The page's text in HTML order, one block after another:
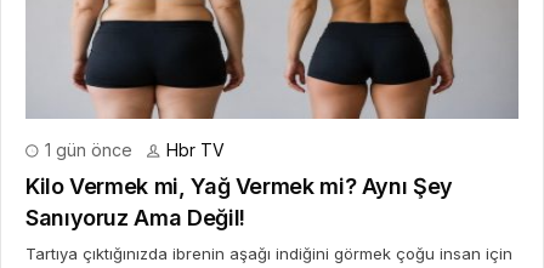
1 gün önce Hbr TV
Kilo Vermek mi, Yağ Vermek mi? Aynı Şey
Sanıyoruz Ama Değil!
Tartıya çıktığınızda ibrenin aşağı indiğini görmek çoğu insan için